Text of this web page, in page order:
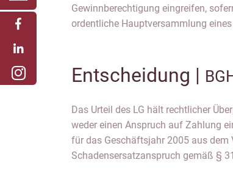
Gewinnberechtigung eingreifen,
ordentliche Hauptversammlung
Entscheidung |
Das Urteil des LG hält rechtlicher
weder einen Anspruch auf Zahlung
für das Geschäftsjahr 2005 aus dem
Schadensersatzanspruch gemäß §